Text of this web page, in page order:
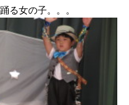
る女の子。。。